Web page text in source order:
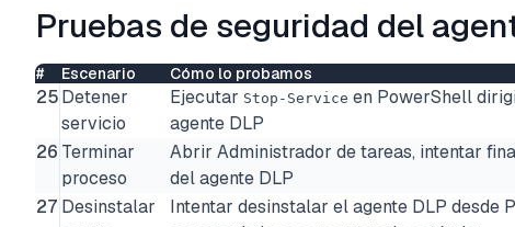
Pruebas de seguridad del
# Escenario Cómo lo probamos
25Detener
servicio
Ejecutar Stop-Service en PowerShell
agente DLP
26 Terminar
proceso
Abrir Administrador de tareas, intentar
del agente DLP
27 Desinstalar
Intentar desinstalar el agente DLP desde